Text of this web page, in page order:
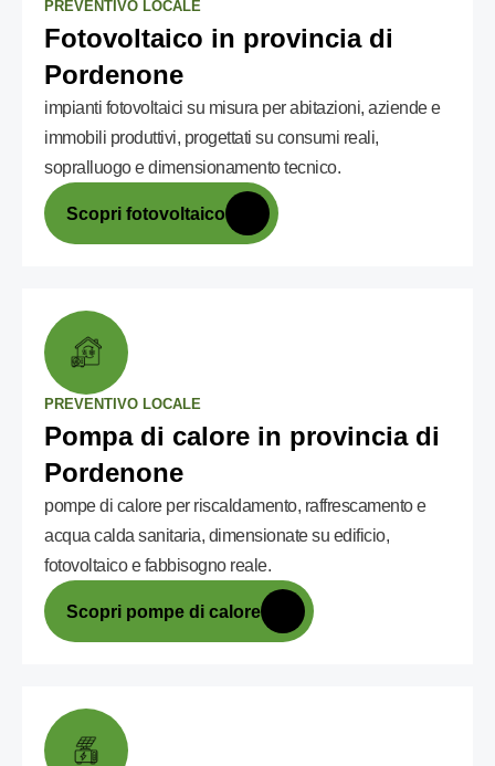
PREVENTIVO LOCALE
Fotovoltaico in provincia di
Pordenone
impianti fotovoltaici su misura per abitazioni, aziende e
immobili produttivi, progettati su consumi reali,
sopralluogo e dimensionamento tecnico.
Scopri fotovoltaico
PREVENTIVO LOCALE
Pompa di calore in provincia di
Pordenone
pompe di calore per riscaldamento, raffrescamento e
acqua calda sanitaria, dimensionate su edificio,
fotovoltaico e fabbisogno reale.
Scopri pompe di calore